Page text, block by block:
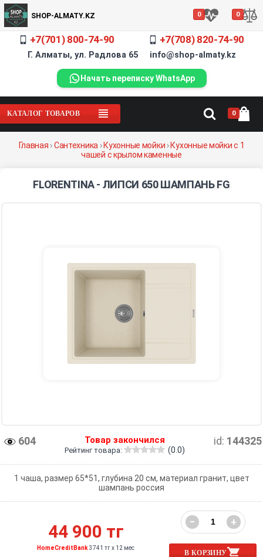
SHOP-ALMATY.KZ 0 0
+7(701) 800-74-90 +7(708) 820-74-90
Г. Алматы, ул. Радлова 65 info@shop-almaty.kz
Начать переписку WhatsApp
КАТАЛОГ ТОВАРОВ 0
Главная ›Сантехника ›Кухонные мойки ›Кухонные мойки с 1
чашей c крылом каменные
FLORENTINA - ЛИПСИ 650 ШАМПАНЬ FG
604 id: 144325
Товар закончился
Рейтинг товара: (0.0)
1 чаша, размер 65*51, глубина 20 см, материал гранит, цвет
шампань россия
44 900 тг
HomeCreditBank3741 тг x 12 мес
− +
В КОРЗИНУ